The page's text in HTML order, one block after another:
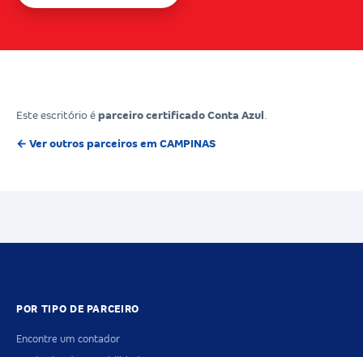
Este escritório é parceiro certificado Conta Azul
← Ver outros parceiros em CAMPINAS
POR TIPO DE PARCEIRO
Encontre um contador